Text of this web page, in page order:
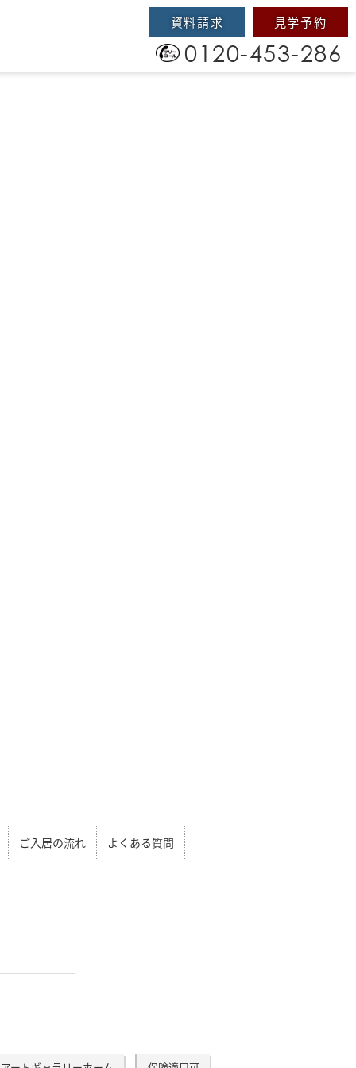
資料請求 見学予約
0120-453-286
ご入居の流れ よくある質問